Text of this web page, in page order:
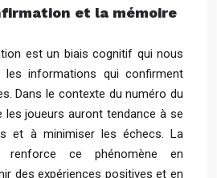
et la mémoire
est un biais cognitif qui nous
les informations qui confirment
Dans le contexte du numéro du
les joueurs auront tendance à se
et à minimiser les échecs. La
renforce ce phénomène en
des expériences positives et en